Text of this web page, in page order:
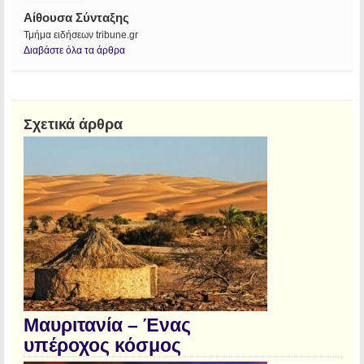
Αίθουσα Σύνταξης
Τμήμα ειδήσεων tribune.gr
Διαβάστε όλα τα άρθρα
Σχετικά άρθρα
Μαυριτανία – Ένας
υπέροχος κόσμος